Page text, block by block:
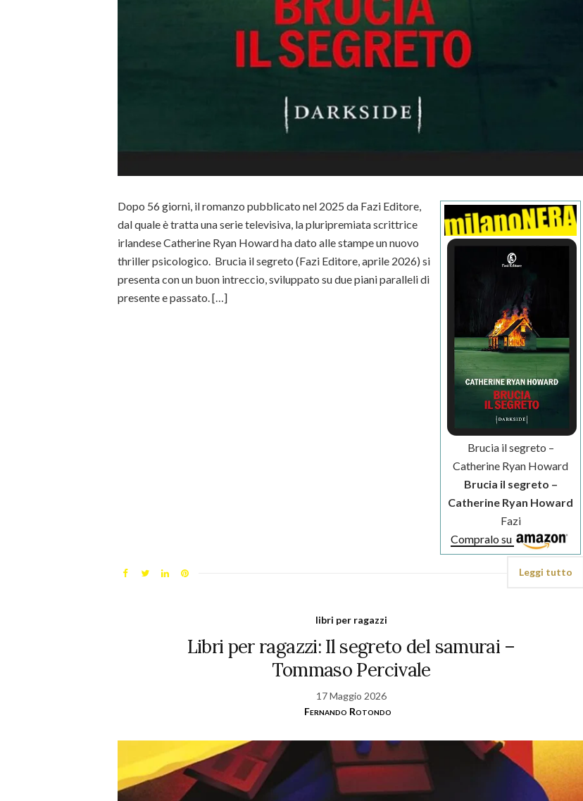
Brucia il segreto –
Catherine Ryan Howard
Brucia il segreto –
Catherine Ryan Howard
Fazi
Compralo su
Dopo 56 giorni, il romanzo pubblicato nel 2025 da Fazi Editore,
dal quale è tratta una serie televisiva, la pluripremiata scrittrice
irlandese Catherine Ryan Howard ha dato alle stampe un nuovo
thriller psicologico. Brucia il segreto (Fazi Editore, aprile 2026) si
presenta con un buon intreccio, sviluppato su due piani paralleli di
presente e passato. […]
Leggi tutto
libri per ragazzi
Libri per ragazzi: Il segreto del samurai –
Tommaso Percivale
17 Maggio 2026
Fernando Rotondo